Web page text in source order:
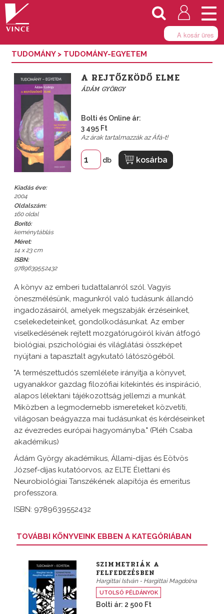
A kosár üres
TUDOMÁNY > TUDOMÁNY-EGYETEM
Kiadás éve:
2004
Oldalszám:
160 oldal
Borító:
keménytáblás
Méret:
14 x 23 cm
ISBN:
9789639552432
A REJTŐZKÖDŐ ELME
ÁDÁM GYÖRGY
Bolti és Online ár:
3 495 Ft
Az árak tartalmazzák az Áfá-t!
db kosárba
A könyv az emberi tudattalanról szól. Vagyis
öneszmélésünk, magunkról való tudásunk állandó
ingadozásairól, amelyek megszabják érzéseinket,
cselekedeteinket, gondolkodásunkat. Az ember
viselkedésének rejtett mozgatórugóiról kíván átfogó
biológiai, pszichológiai és világlátási összképet
nyújtani a tapasztalt agykutató látószögéből.
"A természettudós szemlélete irányítja a könyvet,
ugyanakkor gazdag filozófiai kitekintés és inspiráció,
alapos lélektani tájékozottság jellemzi a munkát.
Miközben a legmodernebb ismereteket közvetíti,
világosan beágyazza mai tudásunkat és kérdéseinket
az évezredes európai hagyományba." (Pléh Csaba
akadémikus)
Ádám György akadémikus, Állami-díjas és Eötvös
József-díjas kutatóorvos, az ELTE Élettani és
Neurobiológiai Tanszékének alapítója és emeritus
professzora.
ISBN: 9789639552432
TOVÁBBI KÖNYVEINK EBBEN A KATEGÓRIÁBAN
SZIMMETRIÁK A
FELFEDEZÉSBEN
Hargittai István - Hargittai Magdolna
UTOLSÓ PÉLDÁNYOK
Bolti ár: 2 500 Ft